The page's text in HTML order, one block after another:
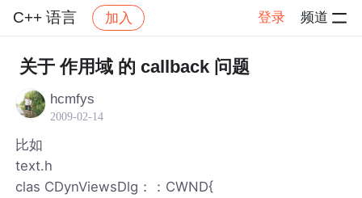
C++ 语言 加入 登录 频道
社区 C++ 语言 帖子详情
关于 作用域 的 callback 问题
hcmfys
2009-02-14
比如
text.h
clas CDynViewsDlg：：CWND{